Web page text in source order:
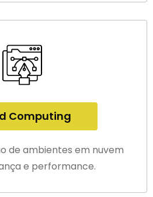
Computing
de ambientes em nuvem
e performance.